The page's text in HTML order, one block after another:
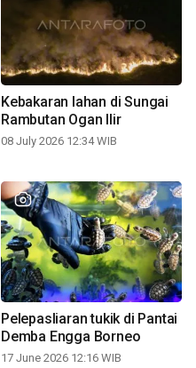
Kebakaran lahan di Sungai
Rambutan Ogan Ilir
08 July 2026 12:34 WIB
Pelepasliaran tukik di Pantai
Demba Engga Borneo
17 June 2026 12:16 WIB